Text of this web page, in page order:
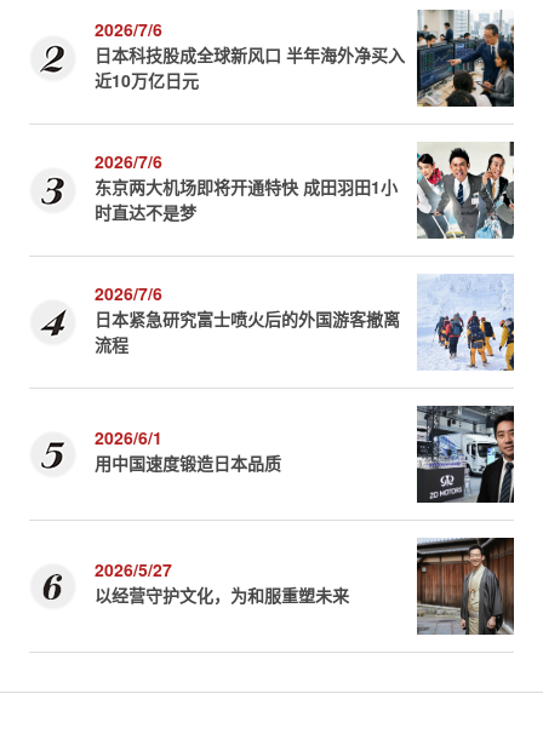
2026/7/6
日本科技股成全球新风口 半年海外净买入
近10万亿日元
2026/7/6
东京两大机场即将开通特快 成田羽田1小
时直达不是梦
2026/7/6
日本紧急研究富士喷火后的外国游客撤离
流程
2026/6/1
用中国速度锻造日本品质
2026/5/27
以经营守护文化，为和服重塑未来